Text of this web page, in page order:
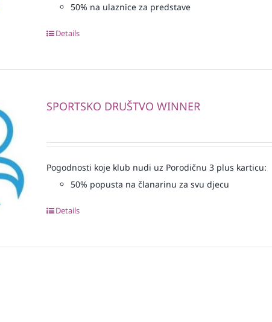
50% na ulaznice za predstave
Details
SPORTSKO DRUŠTVO WINNER
Pogodnosti koje klub nudi uz Porodičnu 3 plus karticu:
50% popusta na članarinu za svu djecu
Details